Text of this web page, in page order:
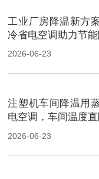
工业厂房降温新方
冷省电空调助力节
2026-06-23
注塑机车间降温用
电空调，车间温度
2026-06-23